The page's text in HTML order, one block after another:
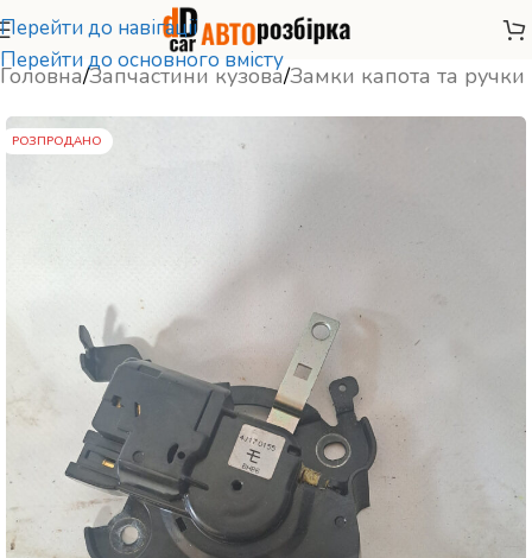
Перейти до навігації
Перейти до основного вмісту
Головна/Запчастини кузова/Замки капота та ручки
РОЗПРОДАНО